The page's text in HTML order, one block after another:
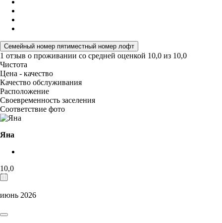
Семейный номер пятиместный номер лофт
1 отзыв о проживании со средней оценкой 10,0 из 10,0
Чистота
Цена - качество
Качество обслуживания
Расположение
Своевременность заселения
Соответствие фото
Яна
10,0
июнь 2026